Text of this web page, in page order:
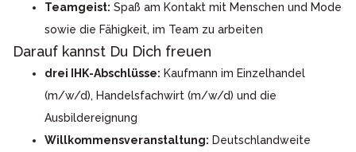
Teamgeist: Spaß am Kontakt mit Menschen und Mode
sowie die Fähigkeit, im Team zu arbeiten
Darauf kannst Du Dich freuen
drei IHK-Abschlüsse: Kaufmann im Einzelhandel
(m/w/d), Handelsfachwirt (m/w/d) und die
Ausbildereignung
Willkommensveranstaltung: Deutschlandweite